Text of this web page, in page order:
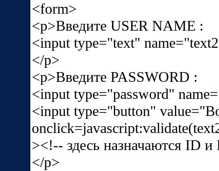
<form>
<p>Введите USER NAME :
<input type="text"
</p>
<p>Введите PASSWORD :
<input type="password"
<input type="button"
><!-- здесь назначаются ID и
</p>